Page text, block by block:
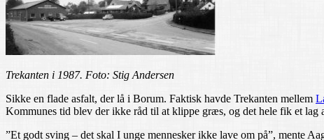
Trekanten i 1987. Foto: Stig Andersen
Sikke en flade asfalt, der lå i Borum. Faktisk havde Trekanten mellem
Kommunes tid blev der ikke råd til at klippe græs, og det hele fik et lag
”Et godt sving – det skal I unge mennesker ikke lave om på”, mente